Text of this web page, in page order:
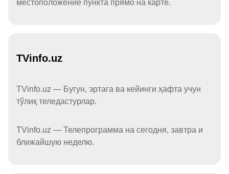
местоположение пункта прямо на карте.
TVinfo.uz
TVinfo.uz — Бугун, эртага ва кейинги ҳафта учун
тўлиқ теледастурлар.
TVinfo.uz — Телепрограмма на сегодня, завтра и
ближайшую неделю.